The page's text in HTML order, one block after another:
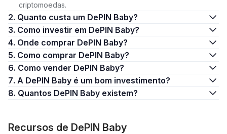
criptomoedas.
2. Quanto custa um DePIN Baby?
3. Como investir em DePIN Baby?
4. Onde comprar DePIN Baby?
5. Como comprar DePIN Baby?
6. Como vender DePIN Baby?
7. A DePIN Baby é um bom investimento?
8. Quantos DePIN Baby existem?
Recursos de DePIN Baby